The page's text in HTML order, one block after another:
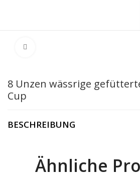
8 Unzen wässrige
Cup
BESCHREIBUNG
Ähnliche